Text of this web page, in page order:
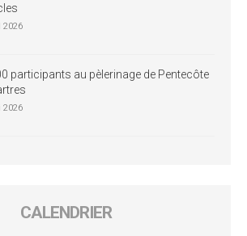
2026
participants au pèlerinage de Pentecôte
2026
CALENDRIER